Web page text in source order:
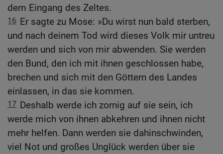
dem Eingang des Zeltes.
16 Er sagte zu Mose: »Du wirst nun bald sterben,
und nach deinem Tod wird dieses Volk mir untreu
werden und sich von mir abwenden. Sie werden
den Bund, den ich mit ihnen geschlossen habe,
brechen und sich mit den Göttern des Landes
einlassen, in das sie kommen.
17 Deshalb werde ich zornig auf sie sein, ich
werde mich von ihnen abkehren und ihnen nicht
mehr helfen. Dann werden sie dahinschwinden,
viel Not und großes Unglück werden über sie